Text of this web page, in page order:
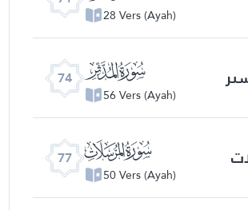
28 Vers (Ayah)
74 ﯷ
56 Vers (Ayah)
77 ﯺ
50 Vers (Ayah)